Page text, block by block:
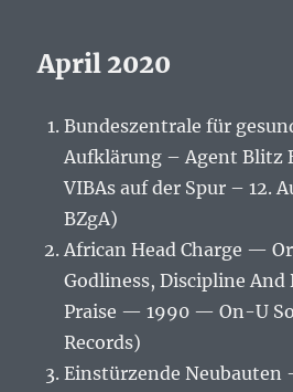
April 2020
Bundeszentrale für
Aufklärung – Agent Blitz
VIBAs auf der Spur – 12.
BZgA)
African Head Charge —
Godliness, Discipline
Praise — 1990 — On-U
Records)
Einstürzende Neubauten